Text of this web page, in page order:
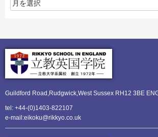
Guildford Road,Rudgwick,West Sussex RH12 3BE
tel: +44-(0)1403-822107
e-mail:eikoku@rikkyo.co.uk